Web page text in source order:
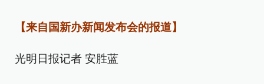
【来自国新办新闻发布会的报道】
光明日报记者 安胜蓝